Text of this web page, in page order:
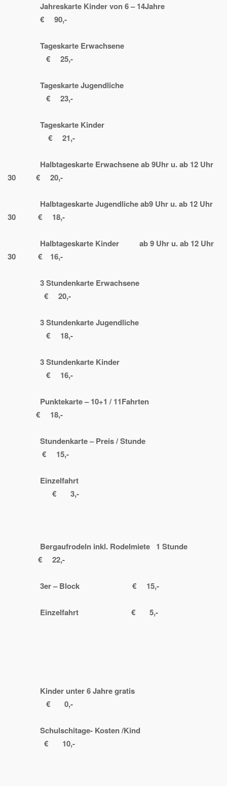
Jahreskarte Kinder von 6 – 14Jahre
€ 90,-
Tageskarte Erwachsene
€ 25,-
Tageskarte Jugendliche
€ 23,-
Tageskarte Kinder
€ 21,-
Halbtageskarte Erwachsene ab 9Uhr u. ab 12 Uhr
30 € 20,-
Halbtageskarte Jugendliche ab9 Uhr u. ab 12 Uhr
30 € 18,-
Halbtageskarte Kinder ab 9 Uhr u. ab 12 Uhr
30 € 16,-
3 Stundenkarte Erwachsene
€ 20,-
3 Stundenkarte Jugendliche
€ 18,-
3 Stundenkarte Kinder
€ 16,-
Punktekarte – 10+1 / 11Fahrten
€ 18,-
Stundenkarte – Preis / Stunde
€ 15,-
Einzelfahrt
€ 3,-
Bergaufrodeln inkl. Rodelmiete 1 Stunde
€ 22,-
3er – Block € 15,-
Einzelfahrt € 5,-
Kinder unter 6 Jahre gratis
€ 0,-
Schulschitage- Kosten /Kind
€ 10,-